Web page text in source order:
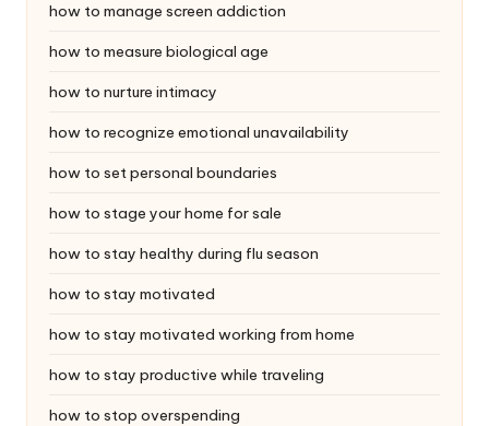
how to manage screen addiction
how to measure biological age
how to nurture intimacy
how to recognize emotional unavailability
how to set personal boundaries
how to stage your home for sale
how to stay healthy during flu season
how to stay motivated
how to stay motivated working from home
how to stay productive while traveling
how to stop overspending